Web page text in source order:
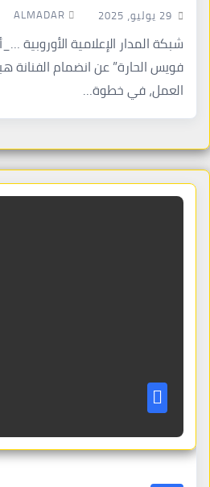
29 يوليو، 2025 ALMADAR
شبكة المدار الإعلامية الأوروبية
فويس الحارة” عن انضمام الفنانة
العمل، في خطوة…